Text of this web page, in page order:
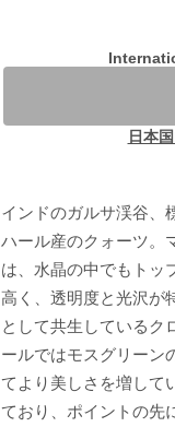
日本
インドのガルサ渓谷、
ハール産のクォーツ。
は、水晶の中でもトッ
高く、透明度と光沢が
として共生しているク
ールではモスグリーン
てより美しさを増して
ており、ポイントの先